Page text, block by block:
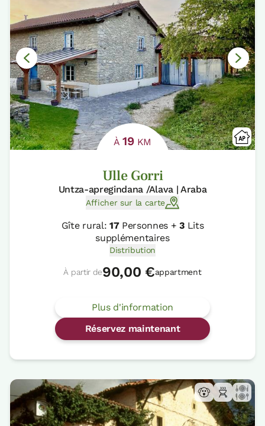
À19KM
Ulle Gorri
Untza-apregindana /Alava | Araba
Afficher sur la carte
Gîte rural: 17Personnes +3Lits
supplémentaires
Distribution
À partir de90,00 €appartment
Plus d'information
Réservez maintenant